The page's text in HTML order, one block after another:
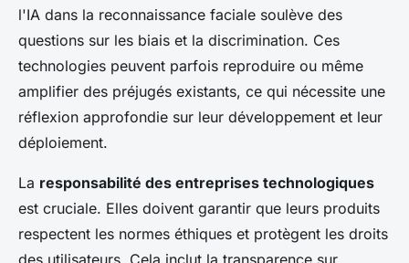
l'IA dans la reconnaissance faciale soulève des
questions sur les biais et la discrimination. Ces
technologies peuvent parfois reproduire ou même
amplifier des préjugés existants, ce qui nécessite une
réflexion approfondie sur leur développement et leur
déploiement.
La responsabilité des entreprises technologiques
est cruciale. Elles doivent garantir que leurs produits
respectent les normes éthiques et protègent les droits